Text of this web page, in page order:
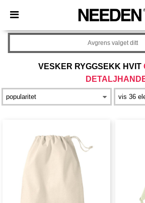
× Needen-app
Bedre priser i appen!
VESKER RYGGSEKK HVIT
Avgrens valget ditt